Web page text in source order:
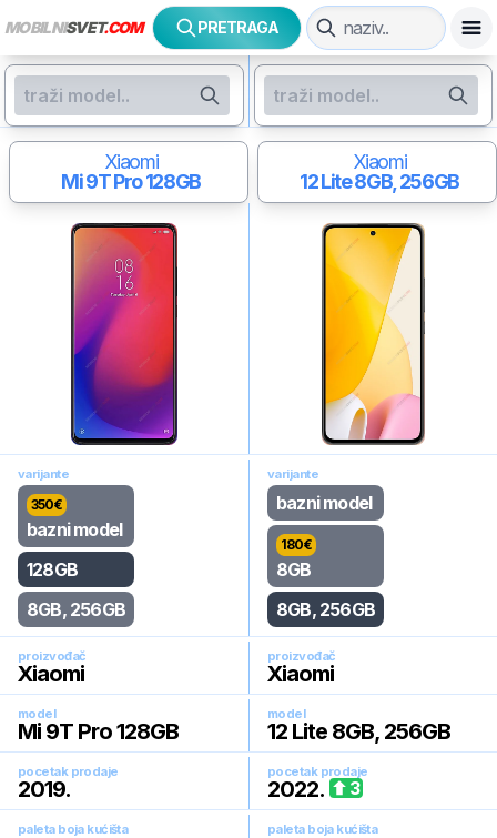
MOBILNISVET.COM PRETRAGA
Xiaomi
Mi 9T Pro128GB
Xiaomi
12 Lite8GB, 256GB
varijante
350€
bazni model
128GB
8GB, 256GB
varijante
bazni model
180€
8GB
8GB, 256GB
proizvođač
Xiaomi
proizvođač
Xiaomi
model
Mi 9T Pro 128GB
model
12 Lite 8GB, 256GB
pocetak prodaje
2019.
pocetak prodaje
2022. 3
paleta boja kućišta paleta boja kućišta